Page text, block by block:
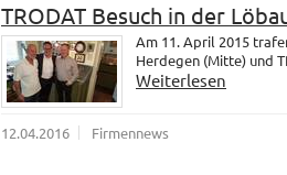
TRODAT Besuch in der
Am 11. April 2015
Herdegen (Mitte) und
Weiterlesen
12.04.2016 Firmennews